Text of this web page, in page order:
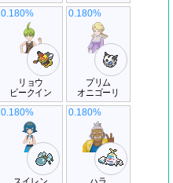
リョウ
ビークイン
0.180%
プリム
オニゴーリ
0.180%
0.180% 0.180%